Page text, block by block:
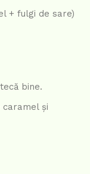
+ fulgi de sare)
bine.
caramel și